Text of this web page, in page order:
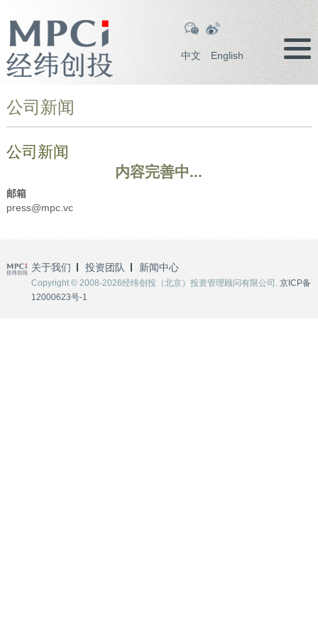
中文 English
公司新闻
公司新闻
内容完善中...
邮箱
press@mpc.vc
关于我们 投资团队 新闻中心
Copyright © 2008-2026经纬创投（北京）投资管理顾问有限公司. 京ICP备
12000623号-1